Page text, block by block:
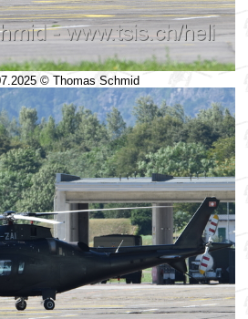
© Thomas Schmid